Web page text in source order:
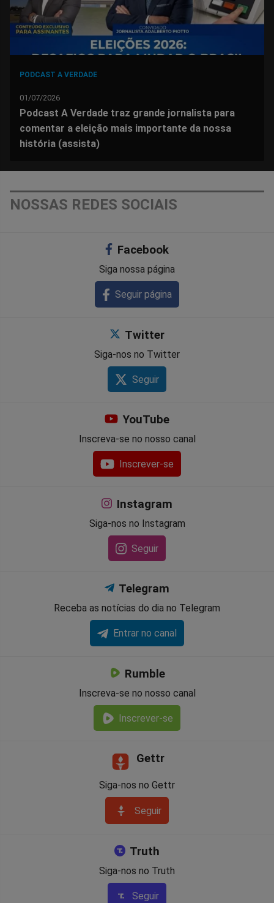
PODCAST A VERDADE
01/07/2026
Podcast A Verdade traz grande jornalista para
comentar a eleição mais importante da nossa
história (assista)
NOSSAS REDES SOCIAIS
Facebook
Siga nossa página
Seguir página
Twitter
Siga-nos no Twitter
Seguir
YouTube
Inscreva-se no nosso canal
Inscrever-se
Instagram
Siga-nos no Instagram
Seguir
Telegram
Receba as notícias do dia no Telegram
Entrar no canal
Rumble
Inscreva-se no nosso canal
Inscrever-se
Gettr
Siga-nos no Gettr
Seguir
Truth
Siga-nos no Truth
Seguir